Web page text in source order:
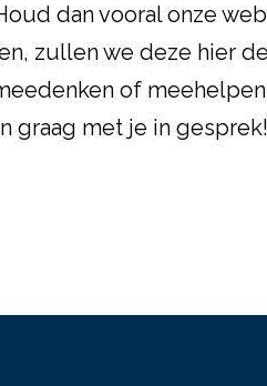
dan vooral onze
zullen we deze hier
of
graag met je in gesprek!